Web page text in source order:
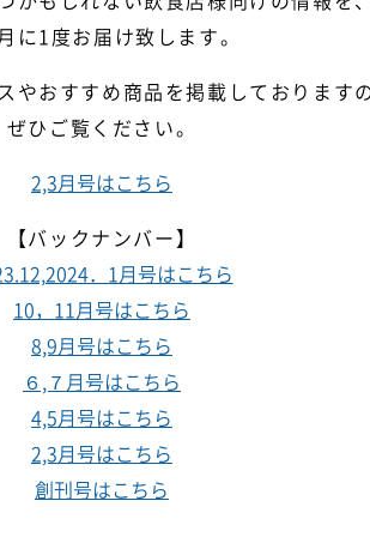
に1度お届け致します。
やおすすめ商品を掲載しております
ぜひご覧ください。
2,3月号はこちら
【バックナンバー】
．1月号はこちら
10，11月号はこちら
8,9月号はこちら
６,７月号はこちら
4,5月号はこちら
2,3月号はこちら
創刊号はこちら